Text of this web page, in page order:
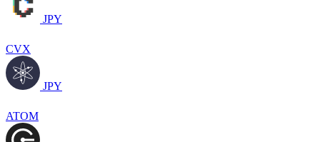
JPY
CVX
JPY
ATOM